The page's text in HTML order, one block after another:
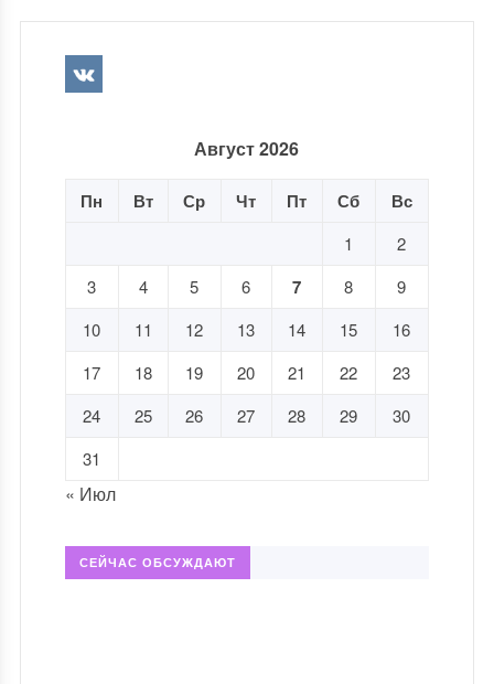
Август 2026
Пн Вт Ср Чт Пт Сб Вс
1
2
3
4 5 6 7 8
9
10
11 12 13 14 15
16
17
18 19 20 21 22
23
24
25 26 27 28 29
30
31
« Июл
СЕЙЧАС ОБСУЖДАЮТ